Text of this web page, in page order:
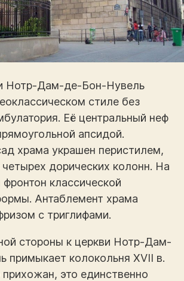
Нотр-Дам-де-Бон-Нувель
стиле без
Её центральный неф
апсидой.
храма украшен перистилем,
дорических колонн. На
фронтон классической
Антаблемент храма
с триглифами.
стороны к церкви Нотр-Дам-
примыкает колокольня XVII в.
это единственно